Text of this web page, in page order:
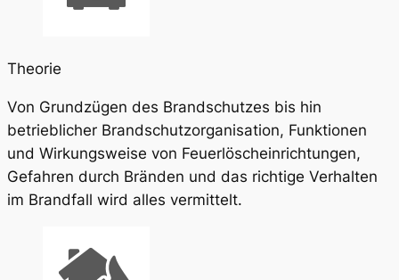
Theorie
Von Grundzügen des Brandschutzes bis hin
betrieblicher Brandschutzorganisation, Funktionen
und Wirkungsweise von Feuerlöscheinrichtungen,
Gefahren durch Bränden und das richtige Verhalten
im Brandfall wird alles vermittelt.